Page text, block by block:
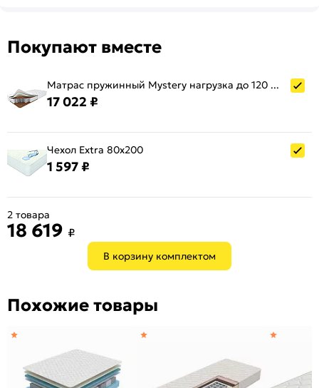
Покупают вместе
Матрас пружинный Mystery нагрузка до 120 кг 800x2000
17 022 ₽
Чехол Extra 80x200
1 597 ₽
В корзину комплектом
2 товара
18 619 ₽
Похожие товары